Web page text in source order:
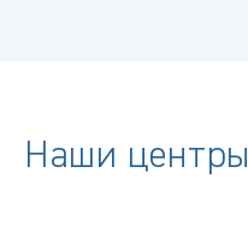
Наши центры